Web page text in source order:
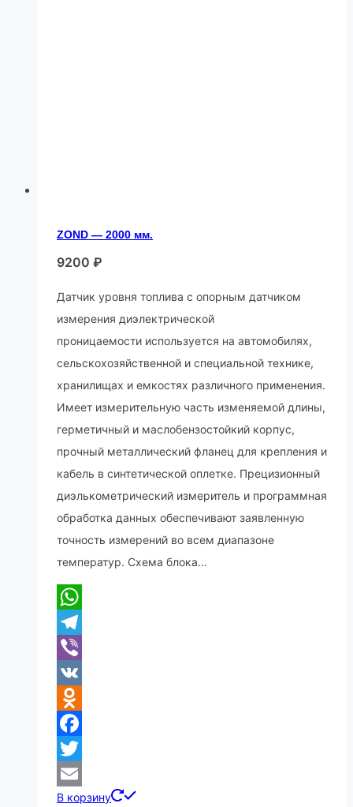
ZOND — 2000 мм.
9200 ₽
Датчик уровня топлива c опорным датчиком
измерения диэлектрической
проницаемости используется на автомобилях,
сельскохозяйственной и специальной технике,
хранилищах и емкостях различного применения.
Имеет измерительную часть изменяемой длины,
герметичный и маслобензостойкий корпус,
прочный металлический фланец для крепления и
кабель в синтетической оплетке. Прецизионный
диэлькометрический измеритель и программная
обработка данных обеспечивают заявленную
точность измерений во всем диапазоне
температур. Схема блока…
WhatsApp
Telegram
Viber
VK
Odnoklassniki
Facebook
Twitter
Email
В корзину